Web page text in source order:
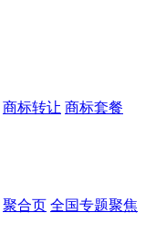
商标转让 商标套餐
聚合页 全国专题聚焦